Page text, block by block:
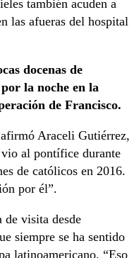
también acuden a
las afueras del hospital
docenas de
la noche en la
de Francisco.
Araceli Gutiérrez,
al pontífice durante
de católicos en 2016.
por él”.
de visita desde
siempre se ha sentido
latinoamericano. “Eso